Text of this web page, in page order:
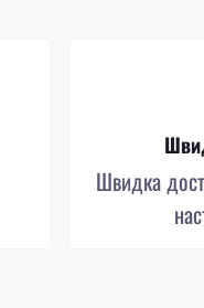
Швидка